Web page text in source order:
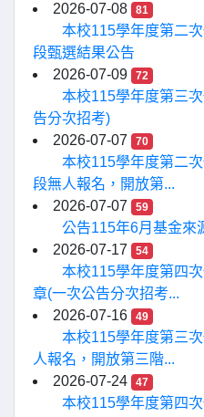
2026-07-08 81
本校115學年度第二
段甄選結果公告
2026-07-09
72
本校115學年度第三
告分次招考)
2026-07-07
70
本校115學年度第二
段無人報名，開放第...
2026-07-07
59
公告115年6月基金來
2026-07-17
54
本校115學年度第四
章(一次公告分次招考...
2026-07-16
49
本校115學年度第三
人報名，開放第三階...
2026-07-24
47
本校115學年度第四